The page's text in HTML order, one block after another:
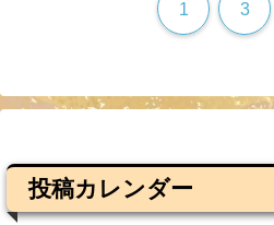
1 3
投稿カレンダー